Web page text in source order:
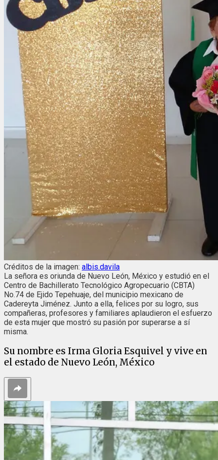
Créditos de la imagen: albis.davila
La señora es oriunda de Nuevo León, México y estudió en el
Centro de Bachillerato Tecnológico Agropecuario (CBTA)
No.74 de Ejido Tepehuaje, del municipio mexicano de
Cadereyta Jiménez. Junto a ella, felices por su logro, sus
compañeras, profesores y familiares aplaudieron el esfuerzo
de esta mujer que mostró su pasión por superarse a sí
misma.
Su nombre es Irma Gloria Esquivel y vive en
el estado de Nuevo León, México